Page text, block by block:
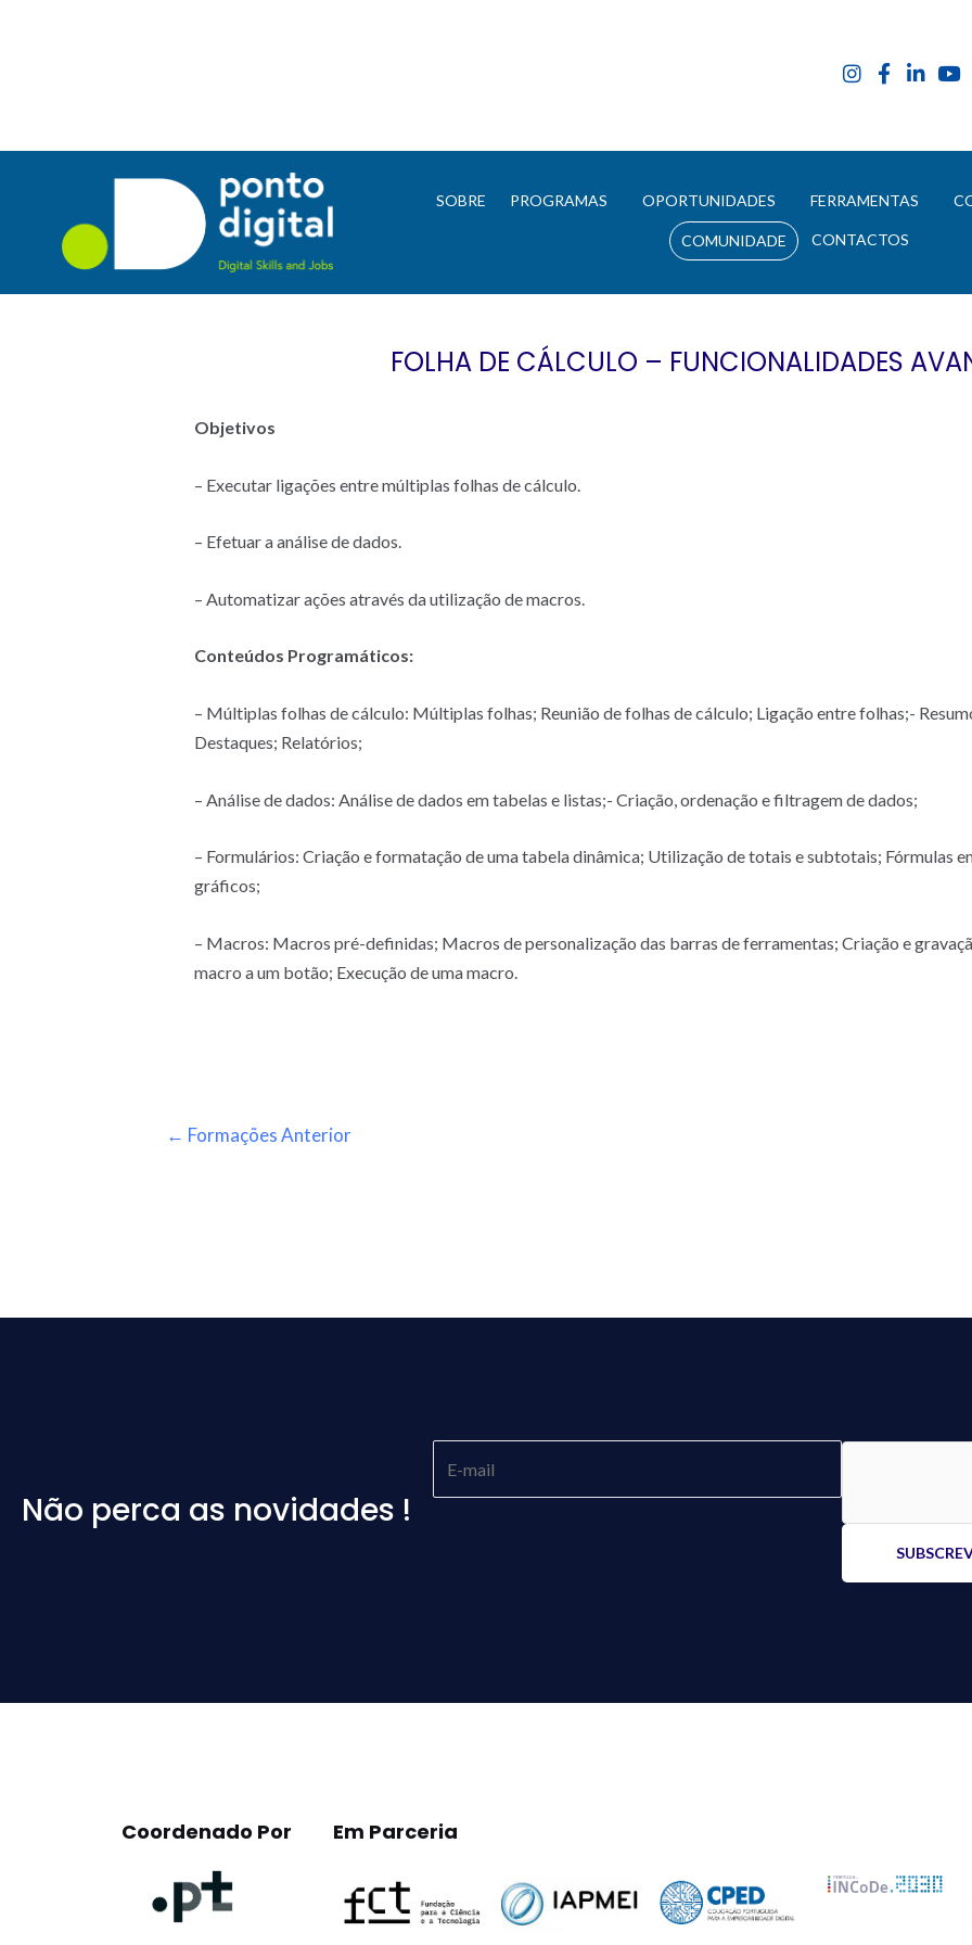
SOBRE PROGRAMAS OPORTUNIDADES FERRAMENTAS
COMUNIDADE CONTACTOS
FOLHA DE CÁLCULO – FUNCIONALIDADES
Objetivos
– Executar ligações entre múltiplas folhas de cálculo.
– Efetuar a análise de dados.
– Automatizar ações através da utilização de macros.
Conteúdos Programáticos:
– Múltiplas folhas de cálculo: Múltiplas folhas; Reunião de folhas de cálculo; Ligação entre folhas;-
Destaques; Relatórios;
– Análise de dados: Análise de dados em tabelas e listas;- Criação, ordenação e filtragem de dados;
– Formulários: Criação e formatação de uma tabela dinâmica; Utilização de totais e subtotais; Fórmulas
gráficos;
– Macros: Macros pré-definidas; Macros de personalização das barras de ferramentas; Criação e
macro a um botão; Execução de uma macro.
← Formações Anterior
Não perca as novidades !
Coordenado Por Em Parceria